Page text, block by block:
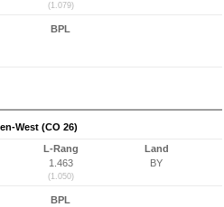
(1.079)
BPL
West (CO 26)
L-Rang
1.463
(1.050)
Land
BY
BPL